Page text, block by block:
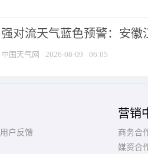
强对流天气蓝色预警：安徽
中国天气网 2026-08-09 06:05
用户反馈
营销
商务合
媒资合